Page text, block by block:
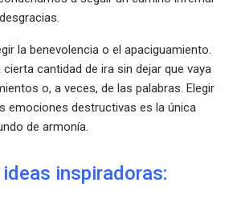
la benevolencia o el apaciguamiento.
cantidad de ira sin dejar que vaya
o, a veces, de las palabras. Elegir
emociones destructivas es la única
de armonía.
ideas inspiradoras: